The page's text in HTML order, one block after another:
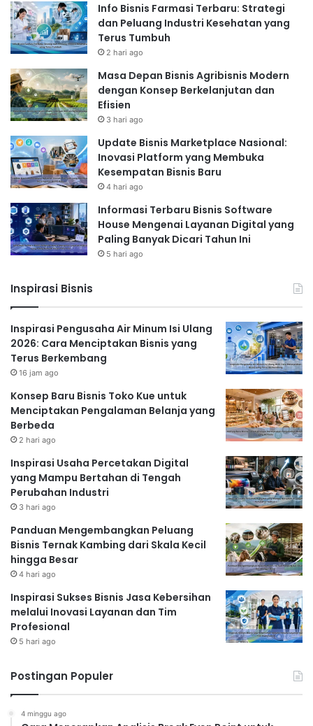
Info Bisnis Farmasi Terbaru: Strategi
dan Peluang Industri Kesehatan yang
Terus Tumbuh
2 hari ago
Masa Depan Bisnis Agribisnis Modern
dengan Konsep Berkelanjutan dan
Efisien
3 hari ago
Update Bisnis Marketplace Nasional:
Inovasi Platform yang Membuka
Kesempatan Bisnis Baru
4 hari ago
Informasi Terbaru Bisnis Software
House Mengenai Layanan Digital yang
Paling Banyak Dicari Tahun Ini
5 hari ago
Inspirasi Bisnis
Inspirasi Pengusaha Air Minum Isi Ulang
2026: Cara Menciptakan Bisnis yang
Terus Berkembang
16 jam ago
Konsep Baru Bisnis Toko Kue untuk
Menciptakan Pengalaman Belanja yang
Berbeda
2 hari ago
Inspirasi Usaha Percetakan Digital
yang Mampu Bertahan di Tengah
Perubahan Industri
3 hari ago
Panduan Mengembangkan Peluang
Bisnis Ternak Kambing dari Skala Kecil
hingga Besar
4 hari ago
Inspirasi Sukses Bisnis Jasa Kebersihan
melalui Inovasi Layanan dan Tim
Profesional
5 hari ago
Postingan Populer
4 minggu ago